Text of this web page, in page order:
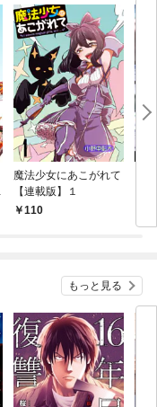
魔法少女にあこがれて
【連載版】１
110
もっと見る